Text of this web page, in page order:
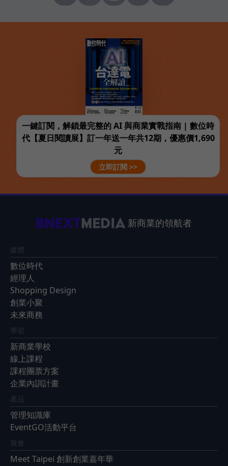
一鍵訂閱，解鎖最完整的 AI 與商業實戰指南 | 數位時
代【夏日閱讀展】訂一年送一年共12期，優惠價1,690
元
立即訂閱 >>
新商業的領航者
媒體
數位時代
經理人
Shopping Design
創業小聚
未來商務
學習
新商業學校
線上課程
課程團票方案
企業內訓計畫
產品
管理知識庫
EventGO活動平台
展會
Meet Taipei 創新創業嘉年華